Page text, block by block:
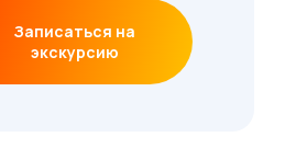
Записаться на
экскурсию